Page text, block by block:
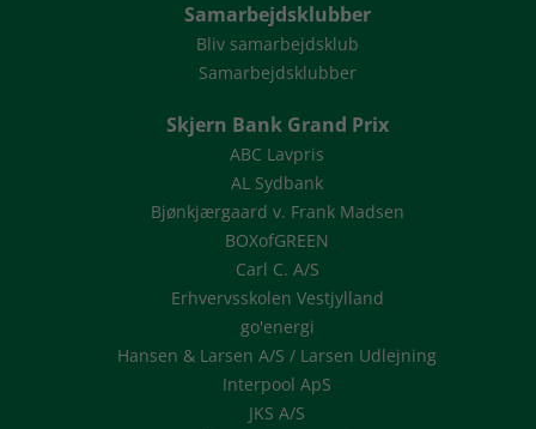
Samarbejdsklubber
Bliv samarbejdsklub
Samarbejdsklubber
Skjern Bank Grand Prix
ABC Lavpris
AL Sydbank
Bjønkjærgaard v. Frank Madsen
BOXofGREEN
Carl C. A/S
Erhvervsskolen Vestjylland
go'energi
Hansen & Larsen A/S / Larsen Udlejning
Interpool ApS
JKS A/S